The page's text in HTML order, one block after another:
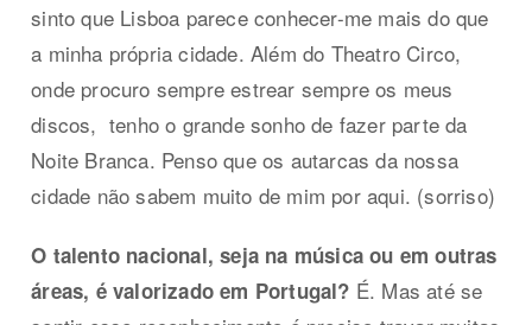
sinto que Lisboa parece conhecer-me mais do que
a minha própria cidade. Além do Theatro Circo,
onde procuro sempre estrear sempre os meus
discos, tenho o grande sonho de fazer parte da
Noite Branca. Penso que os autarcas da nossa
cidade não sabem muito de mim por aqui. (sorriso)
O talento nacional, seja na música ou em outras
áreas, é valorizado em Portugal? É. Mas até se